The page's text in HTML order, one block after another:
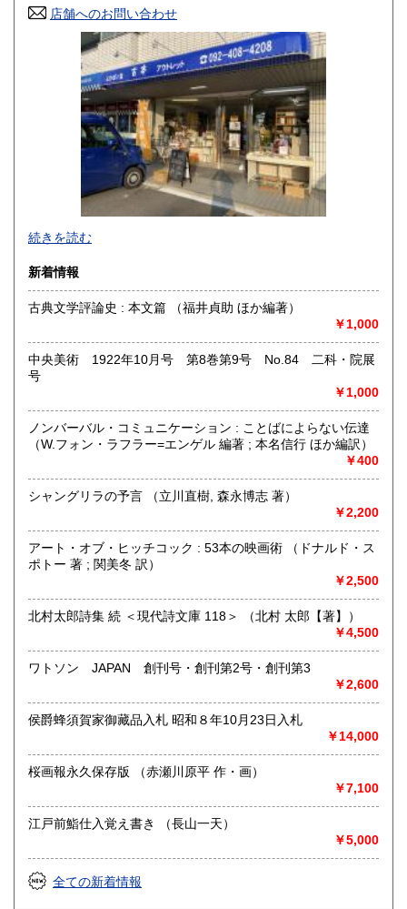
高知県 600円
600円 長崎県
600円 大分県
600円 鹿児島県
600円
店舗へのお問い合わせ
◆出張買取・本の整理・遺品整理・実家整理・生前整理・終
◆捨てる前に、まずご相談を！
最寄駅：高宮駅 バス停(寺塚、長住二丁目)
営業時間：13:00-18:00
書籍の買取について
はもちろん、昭和レトロなもの歓迎! 雑誌・レコード・戦時
史料・アイドルなどなどまで幅広く買い取ります。
◆大量の本の処分、不動産処分に伴う大量のモノの処分も併
せてご相談下さい。
◆福岡近郊はもちろん、大量の場合は九州一円・山口まで出
向きます。
取り扱い分野
哲学宗教、歴史、社会科学、自然科学、美術工芸、外国文
続きを読む
新着情報
古典文学評論史 : 本文篇 （福井貞助 ほか編著）
￥1,000
中央美術 1922年10月号 第8巻第9号 No.84 二科・院展
号
￥1,000
ノンバーバル・コミュニケーション : ことばによらない伝達
（W.フォン・ラフラー=エンゲル 編著 ; 本名信行 ほか編訳）
￥400
シャングリラの予言 （立川直樹, 森永博志 著）
￥2,200
アート・オブ・ヒッチコック : 53本の映画術 （ドナルド・ス
ポトー 著 ; 関美冬 訳）
￥2,500
北村太郎詩集 続 ＜現代詩文庫 118＞ （北村 太郎【著】）
￥4,500
ワトソン JAPAN 創刊号・創刊第2号・創刊第3
￥2,600
侯爵蜂須賀家御藏品入札 昭和８年10月23日入札
￥14,000
桜画報永久保存版 （赤瀬川原平 作・画）
￥7,100
江戸前鮨仕入覚え書き （長山一天）
￥5,000
全ての新着情報